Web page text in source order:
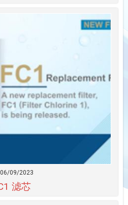
06/09/2023
滤芯